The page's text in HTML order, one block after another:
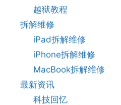
越狱教程
拆解维修
iPad拆解维修
iPhone拆解维修
MacBook拆解维修
最新资讯
科技回忆